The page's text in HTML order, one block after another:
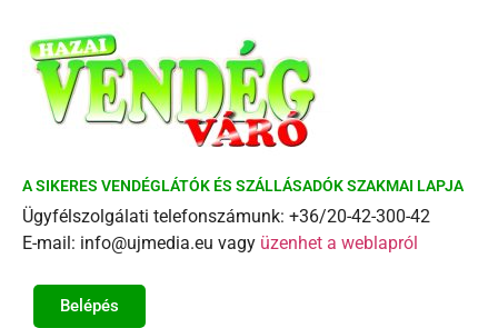
A SIKERES VENDÉGLÁTÓK ÉS SZÁLLÁSADÓK SZAKMAI LAPJA
Ügyfélszolgálati telefonszámunk: +36/20-42-300-42
E-mail: info@ujmedia.eu vagy üzenhet a weblapról
Belépés